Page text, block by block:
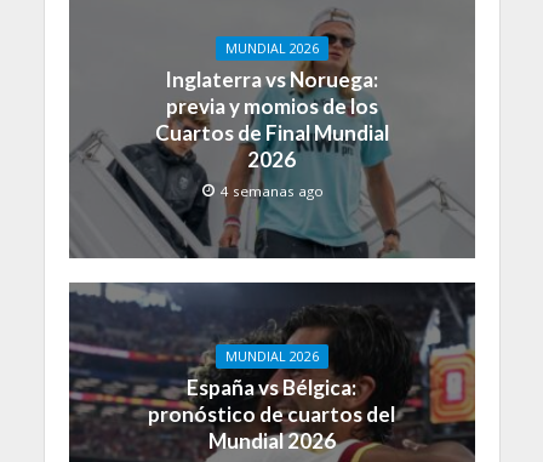
MUNDIAL 2026
Inglaterra vs Noruega:
previa y momios de los
Cuartos de Final Mundial
2026
4 semanas ago
MUNDIAL 2026
España vs Bélgica:
pronóstico de cuartos del
Mundial 2026